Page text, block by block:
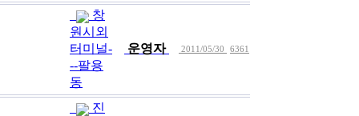
창
원시외
터미널-
--팔용
동
운영자 2011/05/30 6361
진